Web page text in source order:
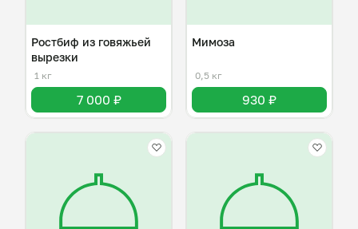
Ростбиф из говяжьей
вырезки
1 кг
7 000 ₽
Мимоза
0,5 кг
930 ₽